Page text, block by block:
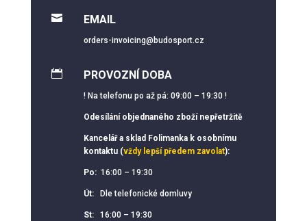
 EMAIL
orders-invoicing@budosport.cz
 PROVOZNÍ DOBA
! Na telefonu po až pá: 09:00 – 19:30 !
Odesílání objednaného zboží nepřetržitě
Kancelář a sklad Folimanka k osobnímu
kontaktu (vždy lepší předem zavolat):
Po: 16:00 – 19:30
Út:Dle telefonické domluvy
St: 16:00 – 19:30